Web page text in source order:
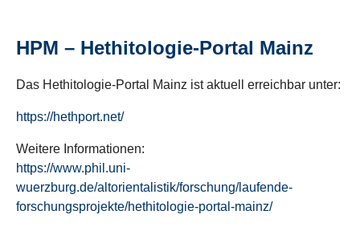
HPM – Hethitologie-Portal Mainz
Das Hethitologie-Portal Mainz ist aktuell erreichbar unter:
https://hethport.net/
Weitere Informationen:
https://www.phil.uni-
wuerzburg.de/altorientalistik/forschung/laufende-
forschungsprojekte/hethitologie-portal-mainz/